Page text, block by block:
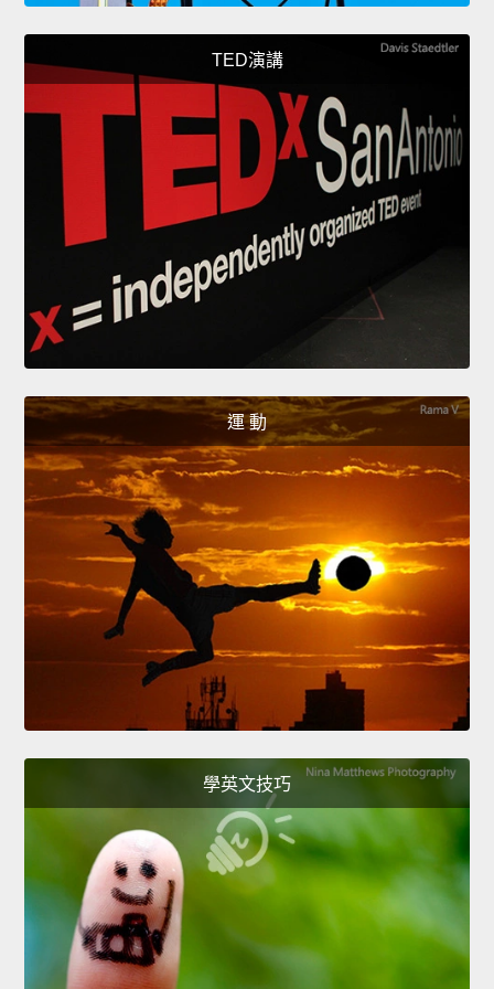
TED演講
運 動
學英文技巧